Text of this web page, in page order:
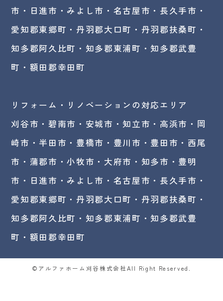
市・日進市・みよし市・ 名古屋市 ・長久手市・
愛知郡東郷町・丹羽郡大口町・丹羽郡扶桑町・
知多郡阿久比町・知多郡東浦町・知多郡武豊
町・額田郡幸田町
リフォーム・リノベーションの対応エリア
刈谷市・碧南市・ 安城市 ・知立市・高浜市・岡
崎市・半田市・豊橋市・豊川市・豊田市・西尾
市・蒲郡市・小牧市・大府市・知多市・豊明
市・日進市・みよし市・名古屋市・長久手市・
愛知郡東郷町・丹羽郡大口町・丹羽郡扶桑町・
知多郡阿久比町・知多郡東浦町・知多郡武豊
町・額田郡幸田町
©アルファホーム刈谷株式会社All Right Reserved.